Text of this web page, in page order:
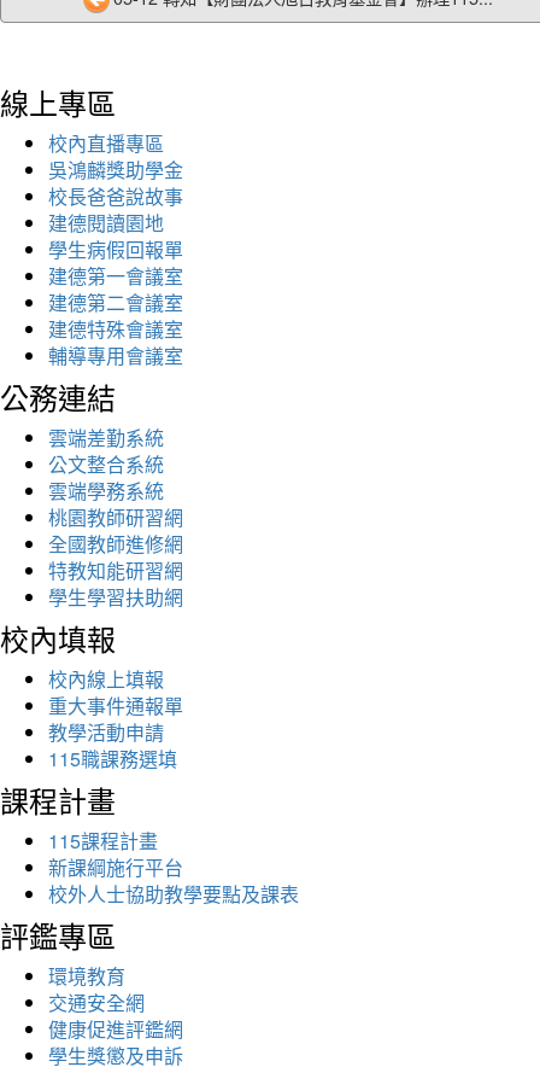
線上專區
校內直播專區
吳鴻麟獎助學金
校長爸爸說故事
建德閱讀園地
學生病假回報單
建德第一會議室
建德第二會議室
建德特殊會議室
輔導專用會議室
公務連結
雲端差勤系統
公文整合系統
雲端學務系統
桃園教師研習網
全國教師進修網
特教知能研習網
學生學習扶助網
校內填報
校內線上填報
重大事件通報單
教學活動申請
115職課務選填
課程計畫
115課程計畫
新課綱施行平台
校外人士協助教學要點及課表
評鑑專區
環境教育
交通安全網
健康促進評鑑網
學生獎懲及申訴